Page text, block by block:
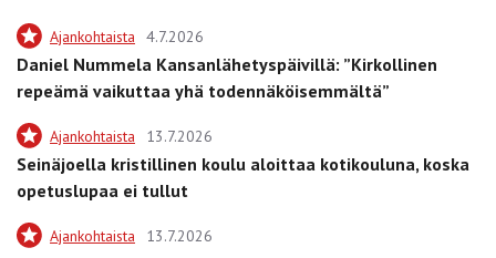
Ajankohtaista 4.7.2026
Daniel Nummela Kansanlähetyspäivillä: ”Kirkollinen
repeämä vaikuttaa yhä todennäköisemmältä”
Ajankohtaista 13.7.2026
Seinäjoella kristillinen koulu aloittaa kotikouluna, koska
opetuslupaa ei tullut
Ajankohtaista 13.7.2026